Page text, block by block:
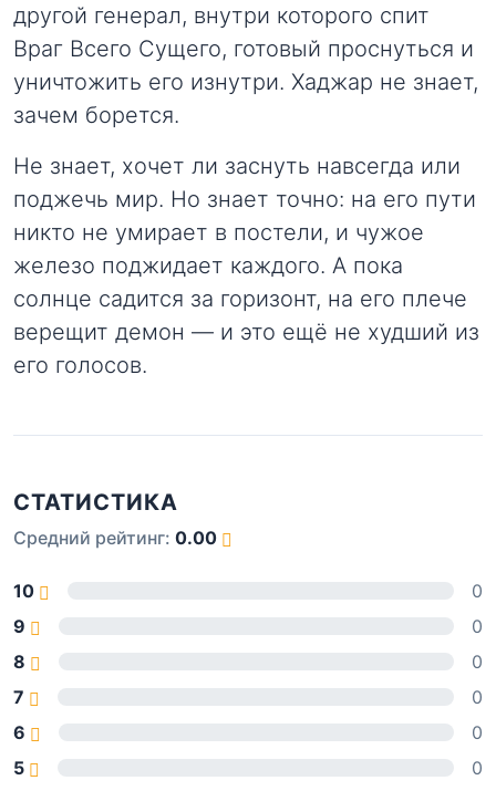
другой генерал, внутри которого спит
Враг Всего Сущего, готовый проснуться и
уничтожить его изнутри. Хаджар не знает,
зачем борется.
Не знает, хочет ли заснуть навсегда или
поджечь мир. Но знает точно: на его пути
никто не умирает в постели, и чужое
железо поджидает каждого. А пока
солнце садится за горизонт, на его плече
верещит демон — и это ещё не худший из
его голосов.
СТАТИСТИКА
Средний рейтинг: 0.00
10
0
9
0
8
0
7
0
6
0
5
0